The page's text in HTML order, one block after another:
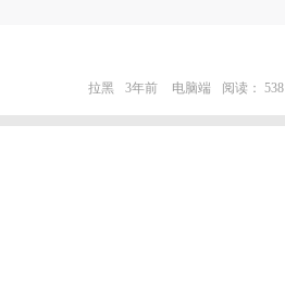
拉黑 3年前 电脑端 阅读： 538